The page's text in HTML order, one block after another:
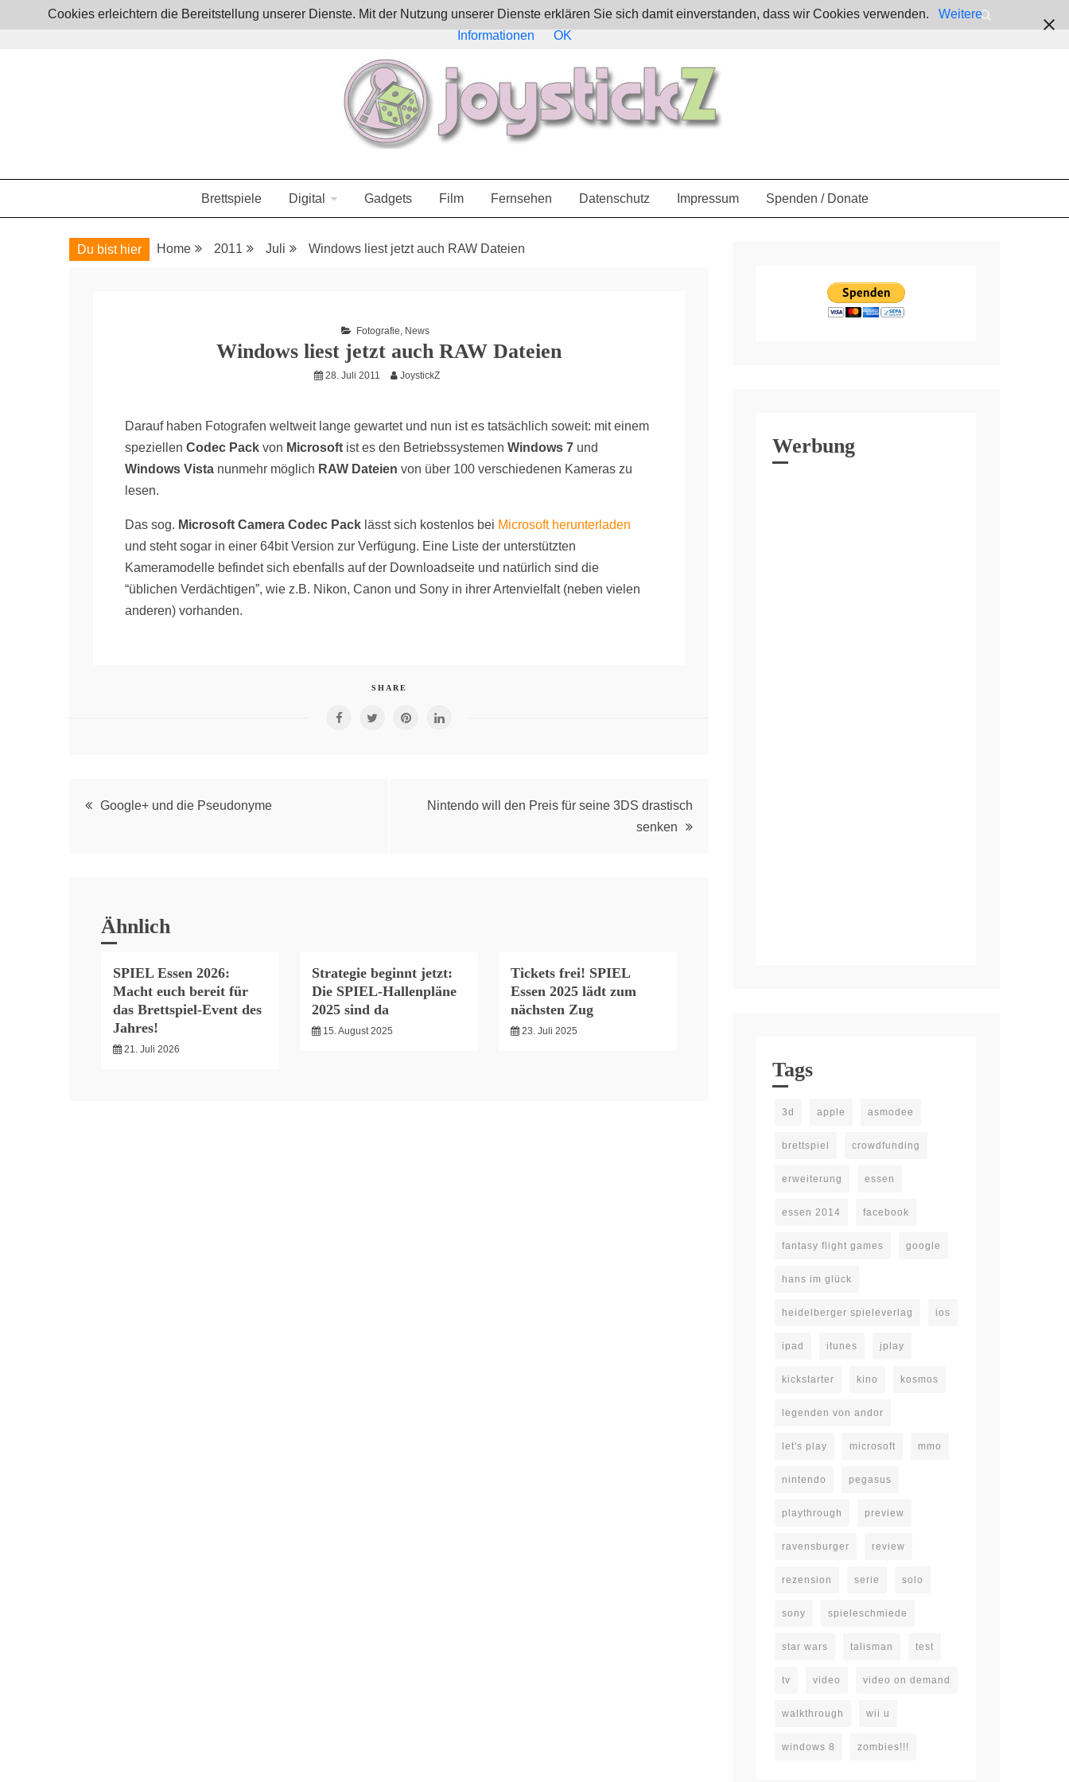
to
JoystickZ
Brettspiele Digital Gadgets Film Fernsehen Datenschutz Impressum Spenden / Donate
Du bist hier Home 2011 Juli Windows liest jetzt auch RAW Dateien
Fotografie, News
Windows liest jetzt auch RAW Dateien
28. Juli 2011 JoystickZ
Darauf haben Fotografen weltweit lange gewartet und nun ist es tatsächlich soweit: mit einem
speziellen Codec Pack von Microsoft ist es den Betriebssystemen Windows 7 und
Windows Vista nunmehr möglich RAW Dateien von über 100 verschiedenen Kameras zu
lesen.
Das sog. Microsoft Camera Codec Pack lässt sich kostenlos bei Microsoft herunterladen
und steht sogar in einer 64bit Version zur Verfügung. Eine Liste der unterstützten
Kameramodelle befindet sich ebenfalls auf der Downloadseite und natürlich sind die
“üblichen Verdächtigen”, wie z.B. Nikon, Canon und Sony in ihrer Artenvielfalt (neben vielen
anderen) vorhanden.
SHARE
PostGoogle+ und die Pseudonyme
Nintendo will den Preis für seine 3DS drastisch
senken
Ähnlich
SPIEL Essen 2026:
Macht euch bereit für
das Brettspiel-Event des
Jahres!
21. Juli 2026
Strategie beginnt jetzt:
Die SPIEL-Hallenpläne
2025 sind da
15. August 2025
Tickets frei! SPIEL
Essen 2025 lädt zum
nächsten Zug
23. Juli 2025
Werbung
Tags
3d apple asmodee
brettspiel crowdfunding
erweiterung essen
essen 2014 facebook
fantasy flight games google
hans im glück
heidelberger spieleverlag ios
ipad itunes jplay
kickstarter kino kosmos
legenden von andor
let's play microsoft mmo
nintendo pegasus
playthrough preview
ravensburger review
rezension serie solo
sony spieleschmiede
star wars talisman test
tv video video on demand
walkthrough wii u
windows 8 zombies!!!
Cookies erleichtern die Bereitstellung unserer Dienste. Mit der Nutzung unserer Dienste erklären Sie sich damit einverstanden, dass wir Cookies verwenden.
Weitere
Informationen
OK